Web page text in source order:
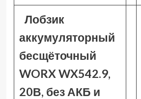
Лобзик
аккумуляторный
бесщёточный
WORX WX542.9,
20В, без АКБ и